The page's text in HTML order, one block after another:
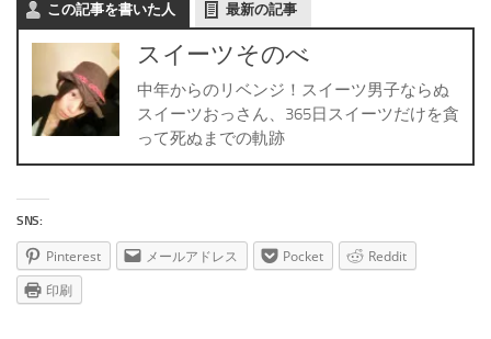
この記事を書いた人 最新の記事
スイーツそのべ
中年からのリベンジ！スイーツ男子ならぬ
スイーツおっさん、365日スイーツだけを貪
って死ぬまでの軌跡
SNS:
Pinterest メールアドレス Pocket
Reddit
印刷